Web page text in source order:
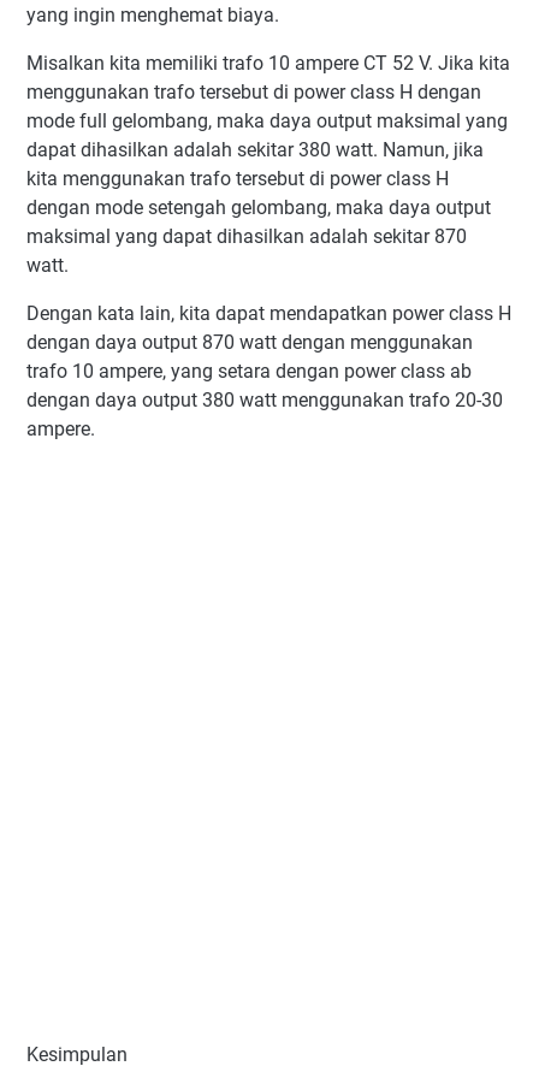
yang ingin menghemat biaya.
Misalkan kita memiliki trafo 10 ampere CT 52 V. Jika kita
menggunakan trafo tersebut di power class H dengan
mode full gelombang, maka daya output maksimal yang
dapat dihasilkan adalah sekitar 380 watt. Namun, jika
kita menggunakan trafo tersebut di power class H
dengan mode setengah gelombang, maka daya output
maksimal yang dapat dihasilkan adalah sekitar 870
watt.
Dengan kata lain, kita dapat mendapatkan power class H
dengan daya output 870 watt dengan menggunakan
trafo 10 ampere, yang setara dengan power class ab
dengan daya output 380 watt menggunakan trafo 20-30
ampere.
Kesimpulan